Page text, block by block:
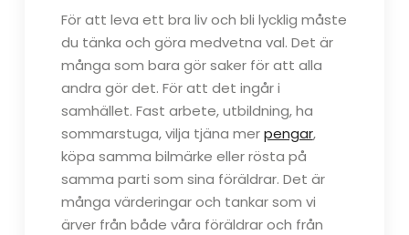
För att leva ett bra liv och bli lycklig måste
du tänka och göra medvetna val. Det är
många som bara gör saker för att alla
andra gör det. För att det ingår i
samhället. Fast arbete, utbildning, ha
sommarstuga, vilja tjäna merpengar,
köpa samma bilmärke eller rösta på
samma parti som sina föräldrar. Det är
många värderingar och tankar som vi
ärver från både våra föräldrar och från